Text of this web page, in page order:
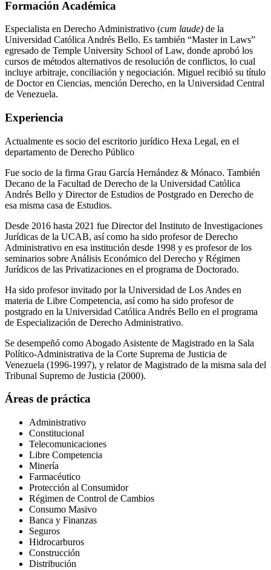
Formación Académica
Especialista en Derecho Administrativo (cum laude) de la
Universidad Católica Andrés Bello. Es también “Master in Laws”
egresado de Temple University School of Law, donde aprobó los
cursos de métodos alternativos de resolución de conflictos, lo cual
incluye arbitraje, conciliación y negociación. Miguel recibió su título
de Doctor en Ciencias, mención Derecho, en la Universidad Central
de Venezuela.
Experiencia
Actualmente es socio del escritorio jurídico Hexa Legal, en el
departamento de Derecho Público
Fue socio de la firma Grau García Hernández & Mónaco. También
Decano de la Facultad de Derecho de la Universidad Católica
Andrés Bello y Director de Estudios de Postgrado en Derecho de
esa misma casa de Estudios.
Desde 2016 hasta 2021 fue Director del Instituto de Investigaciones
Jurídicas de la UCAB, así como ha sido profesor de Derecho
Administrativo en esa institución desde 1998 y es profesor de los
seminarios sobre Análisis Económico del Derecho y Régimen
Jurídicos de las Privatizaciones en el programa de Doctorado.
Ha sido profesor invitado por la Universidad de Los Andes en
materia de Libre Competencia, así como ha sido profesor de
postgrado en la Universidad Católica Andrés Bello en el programa
de Especialización de Derecho Administrativo.
Se desempeñó como Abogado Asistente de Magistrado en la Sala
Político-Administrativa de la Corte Suprema de Justicia de
Venezuela (1996-1997), y relator de Magistrado de la misma sala del
Tribunal Supremo de Justicia (2000).
Áreas de práctica
Administrativo
Constitucional
Telecomunicaciones
Libre Competencia
Minería
Farmacéutico
Protección al Consumidor
Régimen de Control de Cambios
Consumo Masivo
Banca y Finanzas
Seguros
Hidrocarburos
Construcción
Distribución